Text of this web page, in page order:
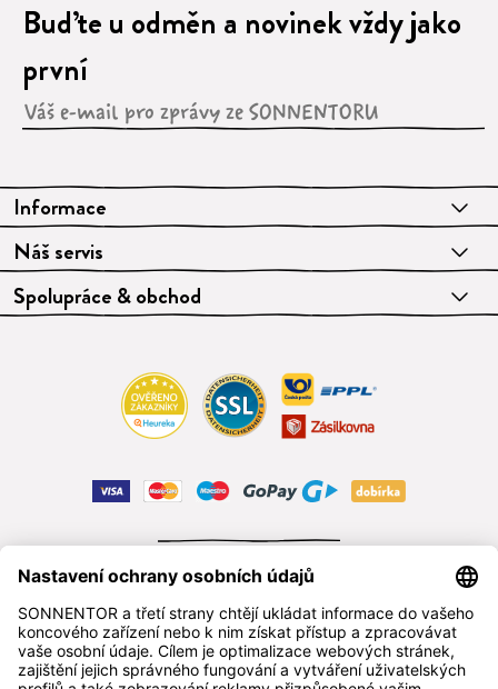
Informace
Náš servis
Spolupráce & obchod
Buďte u odměn a novinek vždy jako
první
čeština
SONNENTOR s.r.o.